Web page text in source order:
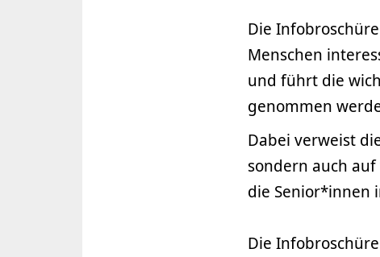
Die
Menschen
und führt die
genommen
Dabei verweist
sondern auch
die Senior*innen
Die